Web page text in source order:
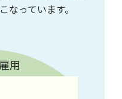
なっています。
用